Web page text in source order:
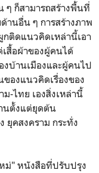
ๆ ก็สามารถสร้างพื้นที่
านอื่น ๆ การสร้างภาพ
กติดแนวคิดเหล่านี้เอา
สื้อผ้าของผู้คนได้
งบ้านเมืองและผู้คนไป
ของแนวคิดเรื่องของ
-ไทย เองสิ่งเหล่านี้
นตั้งแต่ยุดต้น
ยุคสงคราม กระทั่ง
ม่" หนังสือที่ปรับปรุง